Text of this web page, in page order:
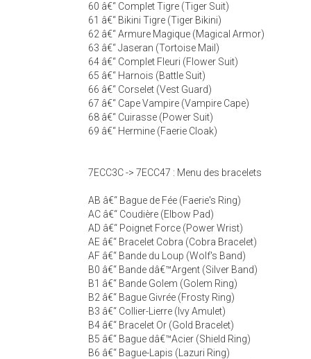
60 â€“ Complet Tigre (Tiger Suit)
61 â€“ Bikini Tigre (Tiger Bikini)
62 â€“ Armure Magique (Magical Armor)
63 â€“ Jaseran (Tortoise Mail)
64 â€“ Complet Fleuri (Flower Suit)
65 â€“ Harnois (Battle Suit)
66 â€“ Corselet (Vest Guard)
67 â€“ Cape Vampire (Vampire Cape)
68 â€“ Cuirasse (Power Suit)
69 â€“ Hermine (Faerie Cloak)
7ECC3C -> 7ECC47 : Menu des bracelets
AB â€“ Bague de Fée (Faerie's Ring)
AC â€“ Coudière (Elbow Pad)
AD â€“ Poignet Force (Power Wrist)
AE â€“ Bracelet Cobra (Cobra Bracelet)
AF â€“ Bande du Loup (Wolf's Band)
B0 â€“ Bande dâ€™Argent (Silver Band)
B1 â€“ Bande Golem (Golem Ring)
B2 â€“ Bague Givrée (Frosty Ring)
B3 â€“ Collier-Lierre (Ivy Amulet)
B4 â€“ Bracelet Or (Gold Bracelet)
B5 â€“ Bague dâ€™Acier (Shield Ring)
B6 â€“ Bague-Lapis (Lazuri Ring)